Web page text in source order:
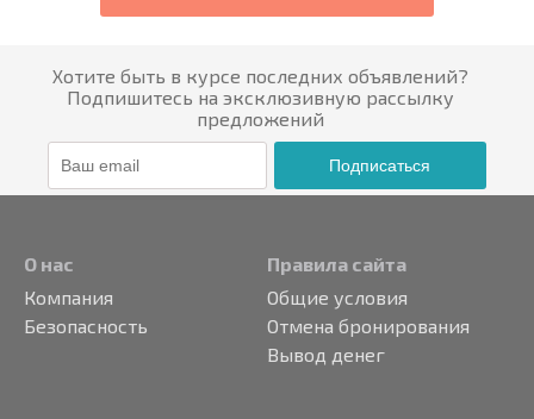
Хотите быть в курсе последних объявлений?
Подпишитесь на эксклюзивную рассылку
предложений
Подписаться
О нас
Компания
Безопасность
Правила сайта
Общие условия
Отмена бронирования
Вывод денег